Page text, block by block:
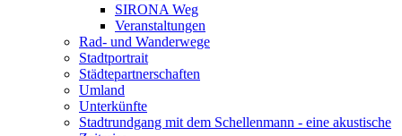
SIRONA Weg
Veranstaltungen
Rad- und Wanderwege
Stadtportrait
Städtepartnerschaften
Umland
Unterkünfte
Stadtrundgang mit dem Schellenmann - eine akustische